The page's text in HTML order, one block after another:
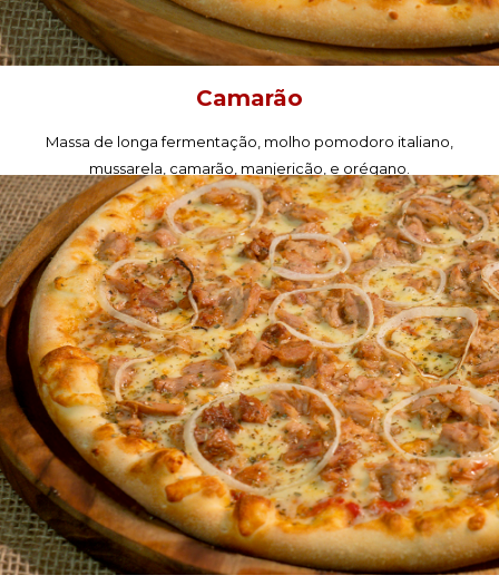
Camarão
Massa de longa fermentação, molho pomodoro italiano,
mussarela, camarão, manjericão, e orégano.
PEÇA AGORA!